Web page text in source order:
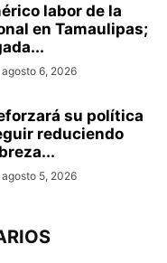
labor de la
en Tamaulipas;
agosto 6, 2026
su política
reduciendo
agosto 5, 2026